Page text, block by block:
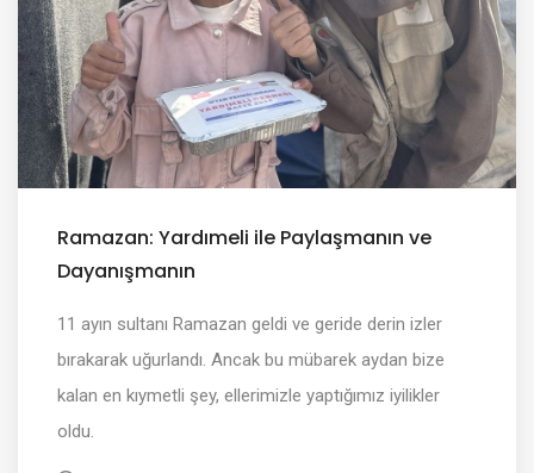
Ramazan: Yardımeli ile Paylaşmanın ve
Dayanışmanın
11 ayın sultanı Ramazan geldi ve geride derin izler
bırakarak uğurlandı. Ancak bu mübarek aydan bize
kalan en kıymetli şey, ellerimizle yaptığımız iyilikler
oldu.